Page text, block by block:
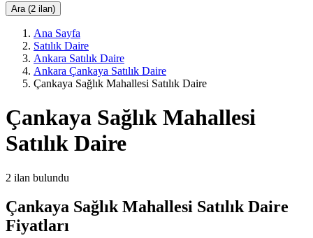
Ara (2 ilan)
Ana Sayfa
Satılık Daire
Ankara Satılık Daire
Ankara Çankaya Satılık Daire
Çankaya Sağlık Mahallesi Satılık Daire
Çankaya Sağlık Mahallesi
Satılık Daire
2 ilan bulundu
Çankaya Sağlık Mahallesi Satılık Daire
Fiyatları